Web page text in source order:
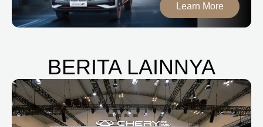
Learn More
BERITA LAINNYA